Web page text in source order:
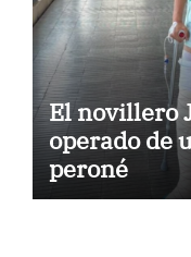
El novillero
operado de
peroné